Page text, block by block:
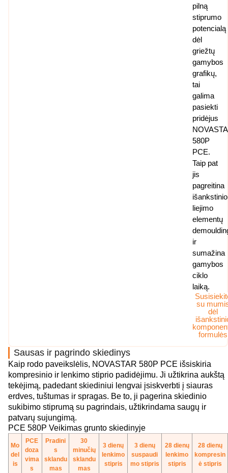
pilną
stiprumo
potencialą
dėl
griežtų
gamybos
grafikų,
tai
galima
pasiekti
pridėjus
580P
PCE.
Taip pat
jis
pagreitina
išankstinio
liejimo
elementų
ir
sumažina
gamybos
ciklo
laiką.
su
dėl
formulės
Sausas ir pagrindo skiedinys
Kaip rodo paveikslėlis, NOVASTAR 580P PCE išsiskiria
kompresinio ir lenkimo stiprio padidėjimu. Ji užtikrina aukštą
tekėjimą, padedant skiediniui lengvai įsiskverbti į siauras
erdves, tuštumas ir spragas. Be to, ji pagerina skiedinio
sukibimo stiprumą su pagrindais, užtikrindama saugų ir
patvarų sujungimą.
PCE 580P Veikimas grunto skiedinyje
Mo
del
is
PCE
doza
vima
s
Pradini
s
sklandu
mas
30
minučių
sklandu
mas
3 dienų
lenkimo
stipris
3 dienų
suspaudi
mo stipris
28 dienų
lenkimo
stipris
28 dienų
kompresin
ė stipris